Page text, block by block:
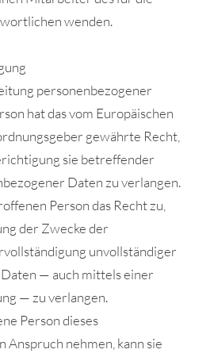
wenden.
personenbezogener
hat das vom Europäischen
gewährte Recht,
sie betreffender
Daten zu verlangen.
Person das Recht zu,
der Zwecke der
unvollständiger
— auch mittels einer
— zu verlangen.
Person dieses
nehmen, kann sie